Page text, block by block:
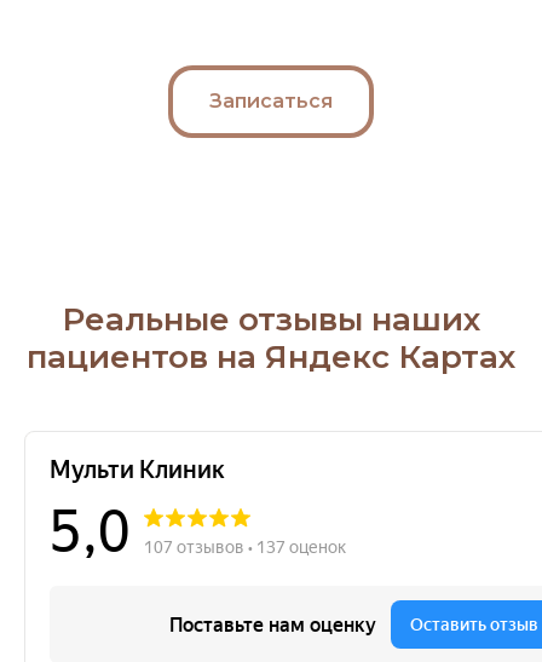
Записаться
Реальные отзывы наших
пациентов на Яндекс Картах